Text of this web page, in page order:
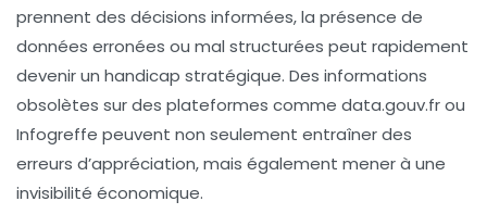
prennent des décisions informées, la présence de
données erronées ou mal structurées peut rapidement
devenir un handicap stratégique. Des informations
obsolètes sur des plateformes comme data.gouv.frou
Infogreffe peuvent non seulement entraîner des
erreurs d’appréciation, mais également mener à une
invisibilité économique.